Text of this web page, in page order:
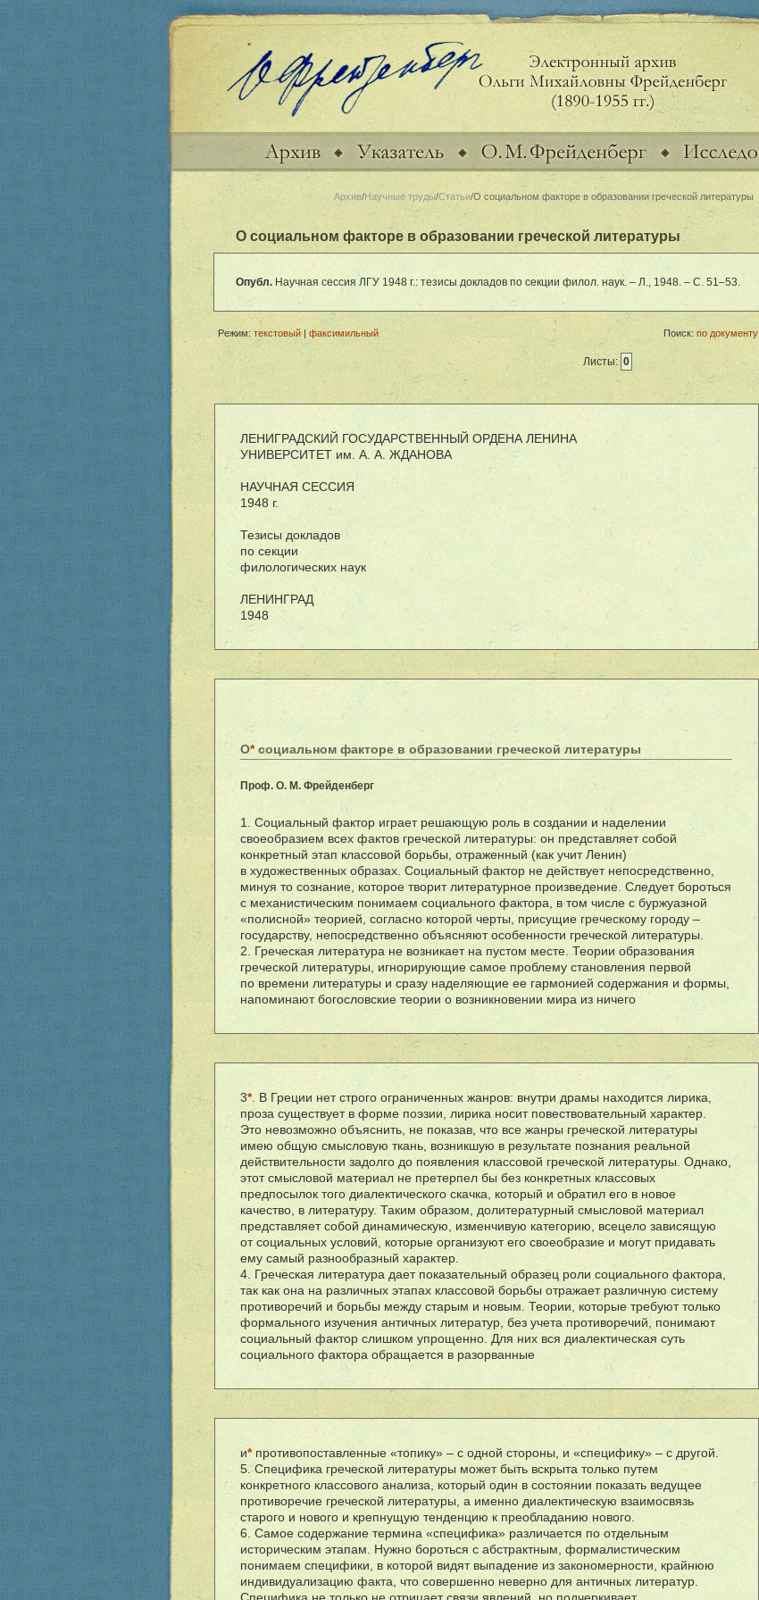
Архив/Научные труды/Статьи/О социальном факторе в образовании греческой литературы
О социальном факторе в образовании греческой литературы
Опубл.Научная сессия ЛГУ 1948 г.: тезисы докладов по секции филол. наук. – Л., 1948. – С. 51–53.
Поиск: по документу
Режим: текстовый| факсимильный
Листы: 0
ЛЕНИГРАДСКИЙ ГОСУДАРСТВЕННЫЙ ОРДЕНА ЛЕНИНА
УНИВЕРСИТЕТ им. А. А. ЖДАНОВА
НАУЧНАЯ СЕССИЯ
1948 г.
Тезисы докладов
по секции
филологических наук
ЛЕНИНГРАД
1948
О*социальном факторе в образовании греческой литературы
Проф. О. М. Фрейденберг
1. Социальный фактор играет решающую роль в создании и наделении
своеобразием всех фактов греческой литературы: он представляет собой
конкретный этап классовой борьбы, отраженный (как учит Ленин)
в художественных образах. Социальный фактор не действует непосредственно,
минуя то сознание, которое творит литературное произведение. Следует бороться
с механистическим понимаем социального фактора, в том числе с буржуазной
«полисной» теорией, согласно которой черты, присущие греческому городу –
государству, непосредственно объясняют особенности греческой литературы.
2. Греческая литература не возникает на пустом месте. Теории образования
греческой литературы, игнорирующие самое проблему становления первой
по времени литературы и сразу наделяющие ее гармонией содержания и формы,
напоминают богословские теории о возникновении мира из ничего
3*. В Греции нет строго ограниченных жанров: внутри драмы находится лирика,
проза существует в форме поэзии, лирика носит повествовательный характер.
Это невозможно объяснить, не показав, что все жанры греческой литературы
имею общую смысловую ткань, возникшую в результате познания реальной
действительности задолго до появления классовой греческой литературы. Однако,
этот смысловой материал не претерпел бы без конкретных классовых
предпосылок того диалектического скачка, который и обратил его в новое
качество, в литературу. Таким образом, долитературный смысловой материал
представляет собой динамическую, изменчивую категорию, всецело зависящую
от социальных условий, которые организуют его своеобразие и могут придавать
ему самый разнообразный характер.
4. Греческая литература дает показательный образец роли социального фактора,
так как она на различных этапах классовой борьбы отражает различную систему
противоречий и борьбы между старым и новым. Теории, которые требуют только
формального изучения античных литератур, без учета противоречий, понимают
социальный фактор слишком упрощенно. Для них вся диалектическая суть
социального фактора обращается в разорванные
и*противопоставленные «топику» – с одной стороны, и «специфику» – с другой.
5. Специфика греческой литературы может быть вскрыта только путем
конкретного классового анализа, который один в состоянии показать ведущее
противоречие греческой литературы, а именно диалектическую взаимосвязь
старого и нового и крепнущую тенденцию к преобладанию нового.
6. Самое содержание термина «специфика» различается по отдельным
историческим этапам. Нужно бороться с абстрактным, формалистическим
понимаем специфики, в которой видят выпадение из закономерности, крайнюю
индивидуализацию факта, что совершенно неверно для античных литератур.
Специфика не только не отрицает связи явлений, но подчеркивает